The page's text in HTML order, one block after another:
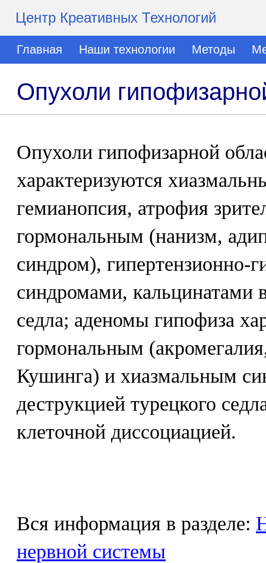
Центр Креативных Технологий
Главная Наши технологии Методы
Опухоли
Опухоли гипофизарной
характеризуются
гемианопсия, атрофия
гормональным (нанизм,
синдром), гипертензионно-
синдромами, кальцинатами
седла; аденомы гипофиза
гормональным
Кушинга) и хиазмальным
деструкцией турецкого
клеточной диссоциацией.
Вся информация в разделе:
нервной системы